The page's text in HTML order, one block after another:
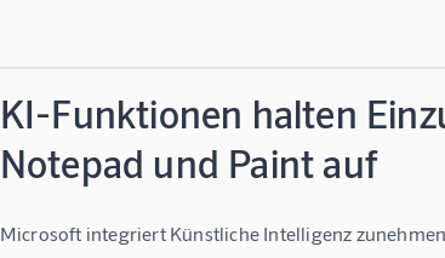
KI-Funktionen halten
Notepad und Paint auf
Microsoft integriert Künstliche Intelligenz